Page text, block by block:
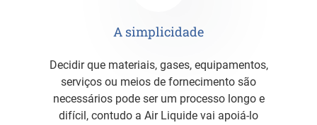
A simplicidade
Decidir que materiais, gases, equipamentos,
serviços ou meios de fornecimento são
necessários pode ser um processo longo e
difícil, contudo a Air Liquide vai apoiá-lo